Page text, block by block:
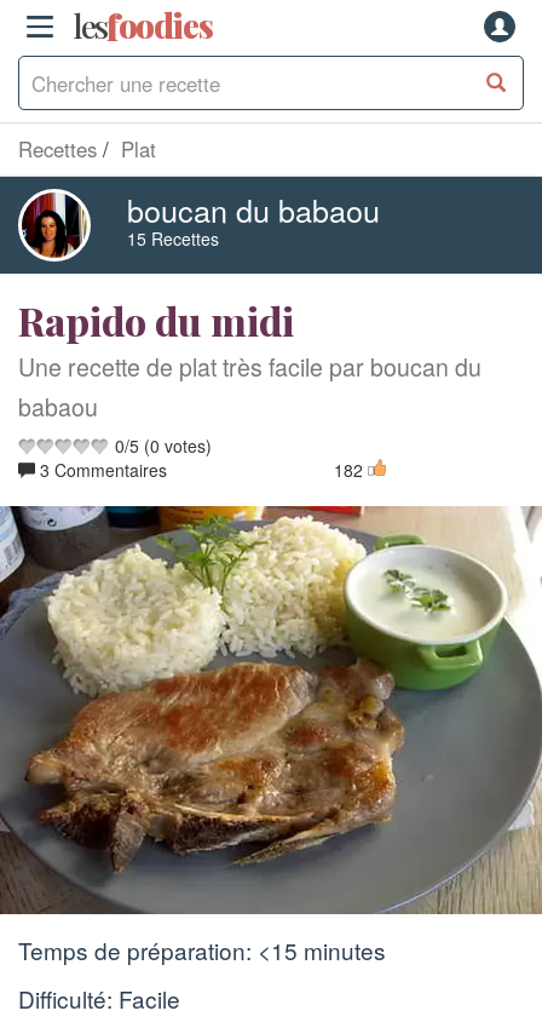
lesfoodies
Recettes Plat
boucan du babaou
15 Recettes
Rapido du midi
Une recette de plat très facile par boucan du
babaou
0/5 (0 votes)
3 Commentaires
182
Temps de préparation: <15 minutes
Difficulté: Facile